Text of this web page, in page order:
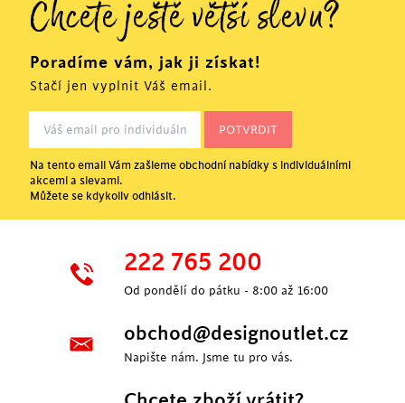
Chcete ještě větší slevu?
Poradíme vám, jak ji získat!
Stačí jen vyplnit Váš email.
Na tento email Vám zašleme obchodní nabídky s individuálními
akcemi a slevami.
Můžete se kdykoliv odhlásit.
222 765 200
Od pondělí do pátku - 8:00 až 16:00
obchod@designoutlet.cz
Napište nám. Jsme tu pro vás.